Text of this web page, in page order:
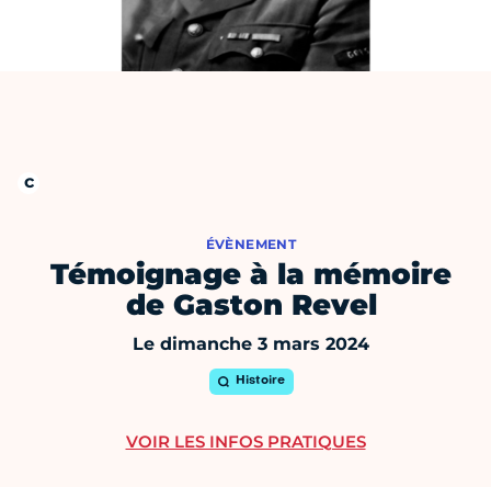
ÉVÈNEMENT
Témoignage à la mémoire
de Gaston Revel
Le dimanche 3 mars 2024
Histoire
VOIR LES INFOS PRATIQUES